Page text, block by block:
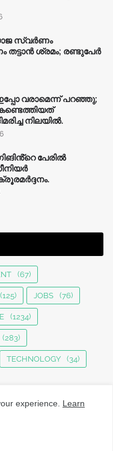
സ്വർണം
ശ്രമം; രണ്ടുപേർ
ഇപ്പോ വരാമെന്ന് പറഞ്ഞു;
നിലയിൽ.
പേരിൽ
(67)
(125) JOBS (76)
(1234)
(283)
TECHNOLOGY (34)
experience. Learn